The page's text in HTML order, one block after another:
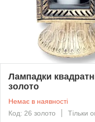
Лампадки
золото
Немає в наявності
Код: 26 золото
Тільки